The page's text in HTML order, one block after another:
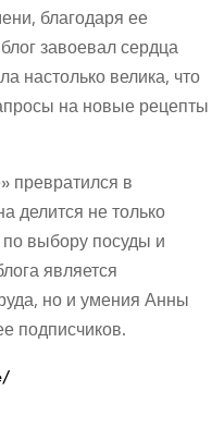
благодаря ее
завоевал сердца
настолько велика, что
на новые рецепты
превратился в
делится не только
выбору посуды и
является
но и умения Анны
подписчиков.